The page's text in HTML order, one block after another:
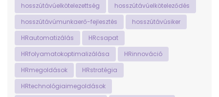
hosszútávúelkötelezettség
hosszútávúelköteleződés
hosszútávúmunkaerő-fejlesztés
hosszútávúsiker
HRautomatizálás
HRcsapat
HRfolyamatokoptimalizálása
HRinnováció
HRmegoldások
HRstratégia
HRtechnológiaimegoldások